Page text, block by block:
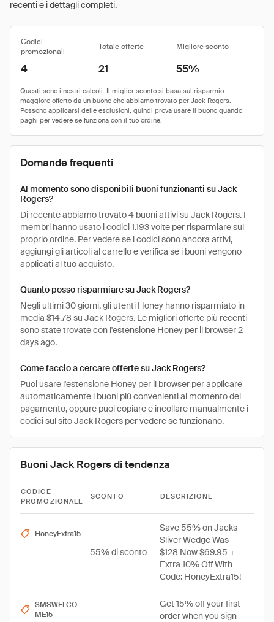
recenti e i dettagli completi.
Codici
promozionali
Totale offerte Migliore sconto
4 21 55%
Domande frequenti
Al momento sono disponibili buoni funzionanti su Jack
Rogers?
Di recente abbiamo trovato 4 buoni attivi su Jack Rogers. I
membri hanno usato i codici 1.193 volte per risparmiare sul
proprio ordine. Per vedere se i codici sono ancora attivi,
aggiungi gli articoli al carrello e verifica se i buoni vengono
applicati al tuo acquisto.
Quanto posso risparmiare su Jack Rogers?
Negli ultimi 30 giorni, gli utenti Honey hanno risparmiato in
media $14.78 su Jack Rogers. Le migliori offerte più recenti
sono state trovate con l'estensione Honey per il browser 2
days ago.
Come faccio a cercare offerte su Jack Rogers?
Puoi usare l'estensione Honey per il browser per applicare
automaticamente i buoni più convenienti al momento del
pagamento, oppure puoi copiare e incollare manualmente i
codici sul sito Jack Rogers per vedere se funzionano.
Buoni Jack Rogers di tendenza
CODICE
PROMOZIONALE
SCONTO DESCRIZIONE
HoneyExtra15
55% di sconto
Save 55% on Jacks
Sliver Wedge Was
$128 Now $69.95 +
Extra 10% Off With
Code: HoneyExtra15!
SMSWELCO
ME15
Get 15% off your first
order when you sign